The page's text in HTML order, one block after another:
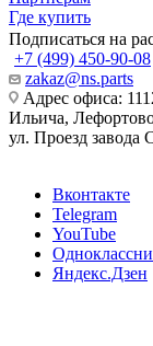
Где купить
Подписаться на
+7 (499) 450-90-08
zakaz@ns.parts
Адрес офиса:
Ильича,
ул. Проезд завода
Вконтакте
Telegram
YouTube
Яндекс.Дзен